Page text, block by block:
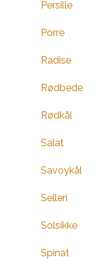
Persille
Porre
Radise
Rødbede
Rødkål
Salat
Savoykål
Selleri
Solsikke
Spinat